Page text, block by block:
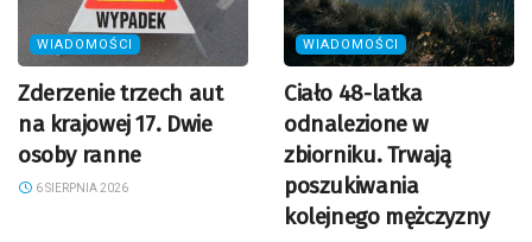
WIADOMOŚCI
Zderzenie trzech aut
na krajowej 17. Dwie
osoby ranne
6 SIERPNIA 2026
WIADOMOŚCI
Ciało 48-latka
odnalezione w
zbiorniku. Trwają
poszukiwania
kolejnego mężczyzny